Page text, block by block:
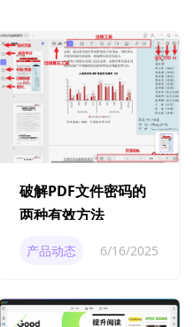
破解PDF文件密码的
两种有效方法
产品动态 6/16/2025